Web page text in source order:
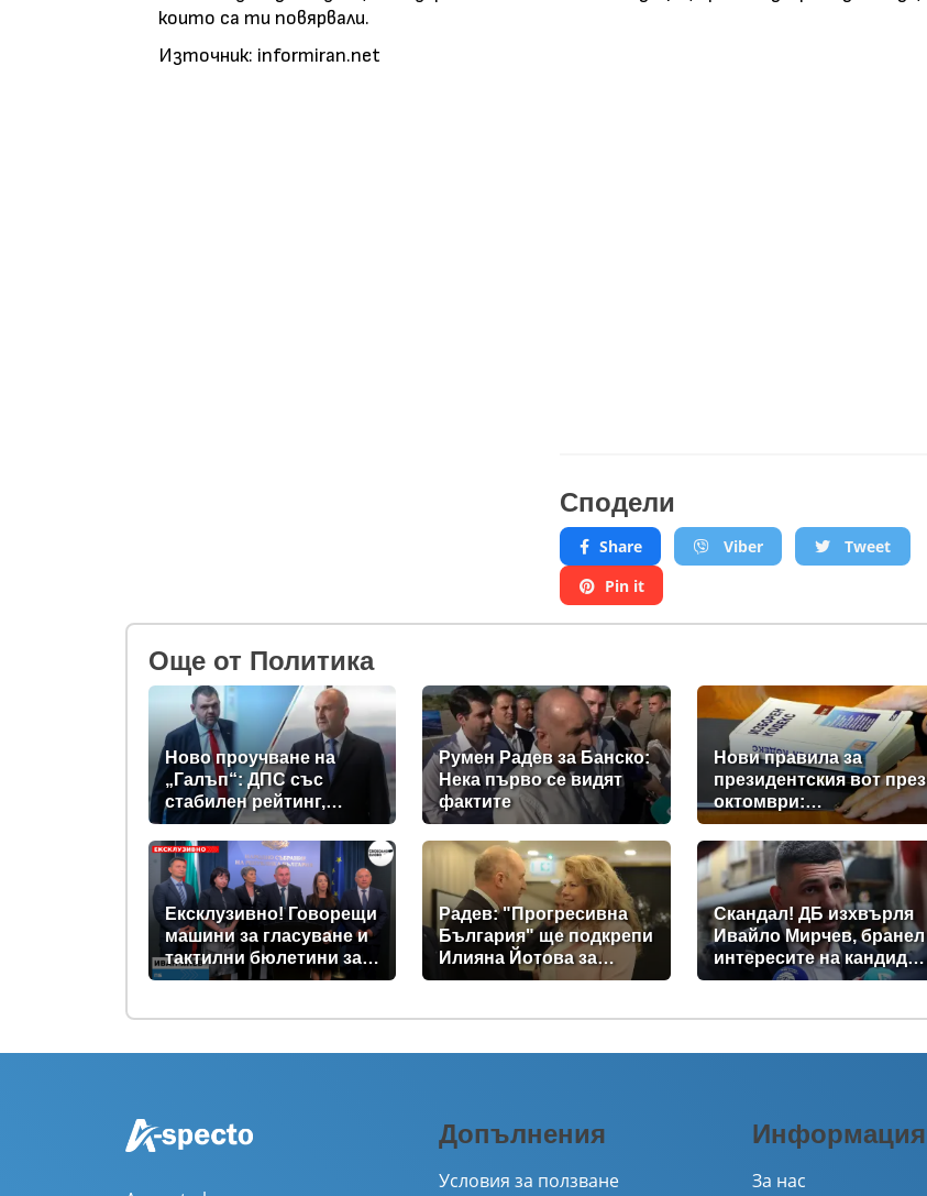
които са ти повярвали.
Източник: informiran.net
Сподели
Share Viber
Tweet
Pin it
Oще от Политика
Ново проучване на
„Галъп“: ДПС със
стабилен рейтинг,
подкрепата към Радев
се запазва
Румен Радев за Банско:
Нека първо се видят
фактите
Нови правила за
президентския вот през
октомври:
Парламентът прие
промени в Изборния
кодекс
Ексклузивно! Говорещи
машини за гласуване и
тактилни бюлетини за
незрящите предвиждат
правила! (ВИДЕО)
Радев: "Прогресивна
България" ще подкрепи
Илияна Йотова за
президент
Скандал! ДБ изхвърля
Ивайло Мирчев, бранел
интересите на кандидат
за „Лукойл”
Допълнения
Условия за ползване
Информация
За нас